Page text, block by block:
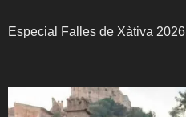
Especial Falles de Xàtiva 2026